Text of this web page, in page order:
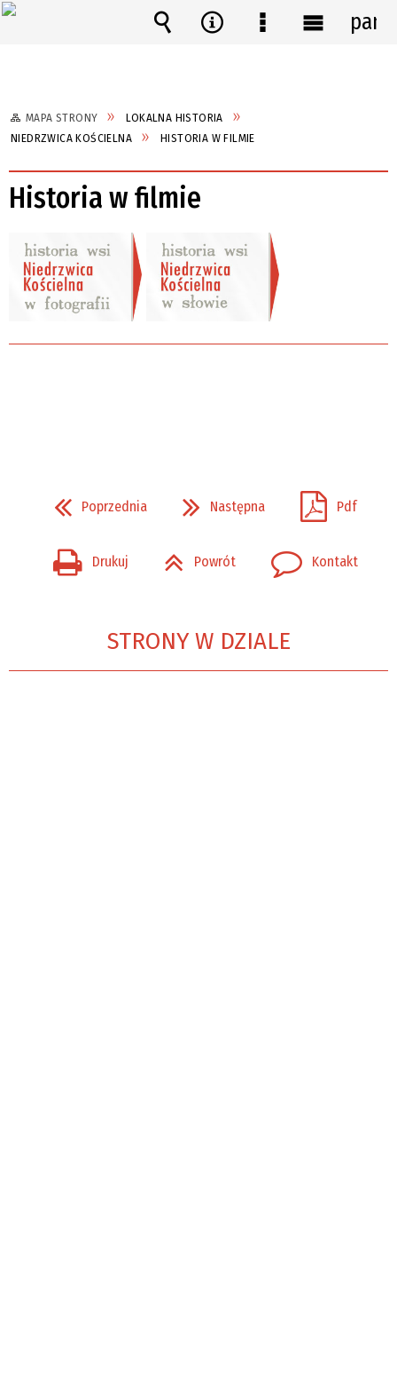
MAPA STRONY
LOKALNA HISTORIA
NIEDRZWICA KOŚCIELNA
HISTORIA W FILMIE
Historia w filmie
Poprzednia Następna Pdf
Drukuj Powrót Kontakt
STRONY W DZIALE